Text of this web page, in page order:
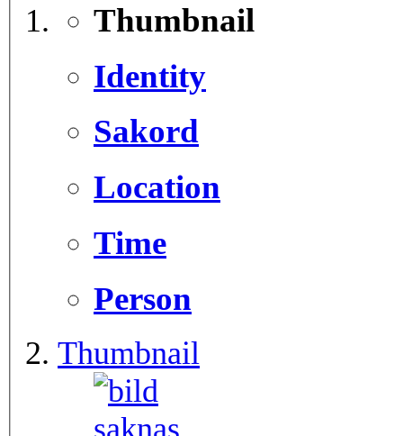
Thumbnail
Identity
Sakord
Location
Time
Person
Thumbnail